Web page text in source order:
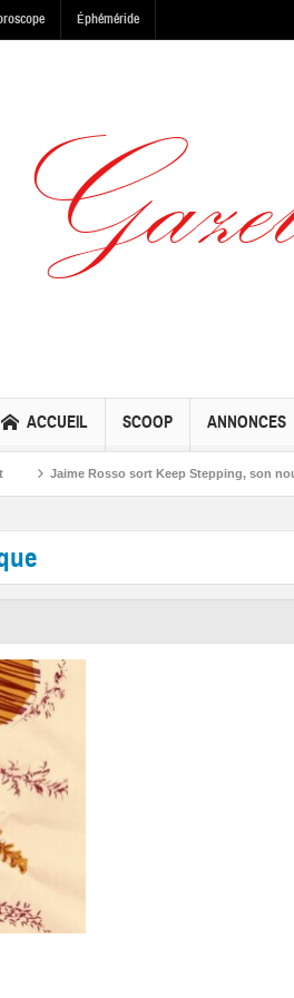
Éphéméride
ACCUEIL SCOOP ANNONCES
Jaime Rosso sort Keep Stepping, son nouvel EP